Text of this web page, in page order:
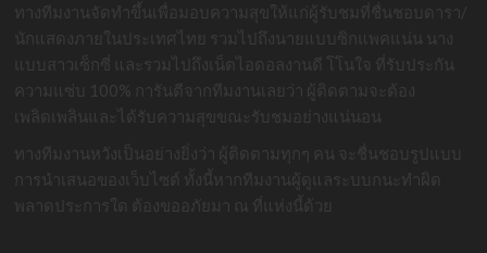
ทางทีมงานจัดทำขึ้นเพื่อมอบความสุขให้แก่ผู้รับชมที่ชื่นชอบดารา/
นักแสดงภายในประเทศไทย รวมไปถึงนายแบบซิกแพคแน่น นาง
แบบสาวเซ็กซี่ และรวมไปถึงเน็ตไอดอลงานดี โโนใจ ที่รับประกัน
ความแซ่บ 100% การันตีจากทีมงานเลยว่า ผู้ติดตามจะต้อง
เพลิดเพลินและได้รับความสุขขณะรับชมอย่างแน่นอน
ทางทีมงานหวังเป็นอย่างยิ่งว่า ผู้ติดตามทุกๆ คน จะชื่นชอบรูปแบบ
การนำเสนอของเว็บไซต์ ทั้งนี้หากทีมงานผู้ดูแลระบบกนะทำผิด
พลาดประการใด ต้องขออภัยมา ณ ที่แห่งนี้ด้วย